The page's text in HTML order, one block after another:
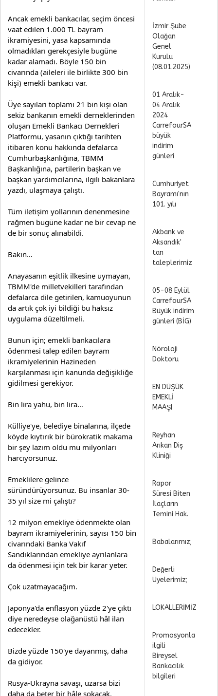
Ancak emekli bankacılar, seçim öncesi
vaat edilen 1.000 TL bayram
ikramiyesini, yasa kapsamında
olmadıkları gerekçesiyle bugüne
kadar alamadı. Böyle 150 bin
civarında (aileleri ile birlikte 300 bin
kişi) emekli bankacı var.
Üye sayıları toplamı 21 bin kişi olan
sekiz bankanın emekli derneklerinden
oluşan Emekli Bankacı Dernekleri
Platformu, yasanın çıktığı tarihten
itibaren konu hakkında defalarca
Cumhurbaşkanlığına, TBMM
Başkanlığına, partilerin başkan ve
başkan yardımcılarına, ilgili bakanlara
yazdı, ulaşmaya çalıştı.
Tüm iletişim yollarının denenmesine
rağmen bugüne kadar ne bir cevap ne
de bir sonuç alınabildi.
Bakın…
Anayasanın eşitlik ilkesine uymayan,
TBMM'de milletvekilleri tarafından
defalarca dile getirilen, kamuoyunun
da artık çok iyi bildiği bu haksız
uygulama düzeltilmeli.
Bunun için; emekli bankacılara
ödenmesi talep edilen bayram
ikramiyelerinin Hazineden
karşılanması için kanunda değişikliğe
gidilmesi gerekiyor.
Bin lira yahu, bin lira…
Külliye'ye, belediye binalarına, ilçede
köyde kıytırık bir bürokratik makama
bir şey lazım oldu mu milyonları
harcıyorsunuz.
Emeklilere gelince
süründürüyorsunuz. Bu insanlar 30-
35 yıl size mi çalıştı?
12 milyon emekliye ödenmekte olan
bayram ikramiyelerinin, sayısı 150 bin
civarındaki Banka Vakıf
Sandıklarından emekliye ayrılanlara
da ödenmesi için tek bir karar yeter.
Çok uzatmayacağım.
Japonya'da enflasyon yüzde 2'ye çıktı
diye neredeyse olağanüstü hâl ilan
edecekler.
Bizde yüzde 150'ye dayanmış, daha
da gidiyor.
Rusya-Ukrayna savaşı, uzarsa bizi
daha da beter bir hâle sokacak.
İzmir Şube
Olağan
Genel
Kurulu
(08.01.2025)
01 Aralık-
04 Aralık
2024
CarrefourSA
büyük
indirim
günleri
Cumhuriyet
Bayramı'nın
101. yılı
Akbank ve
Aksandık'
tan
taleplerimiz
05-08 Eylül
CarrefourSA
Büyük indirim
günleri (BİG)
Nöroloji
Doktoru
EN DÜŞÜK
EMEKLİ
MAAŞI
Reyhan
Arıkan Diş
Kliniği
Rapor
Süresi Biten
İlaçların
Temini Hak.
Babalarımız;
Değerli
Üyelerimiz;
LOKALLERİMİZ
Promosyonla
ilgili
Bireysel
Bankacılık
bilgileri